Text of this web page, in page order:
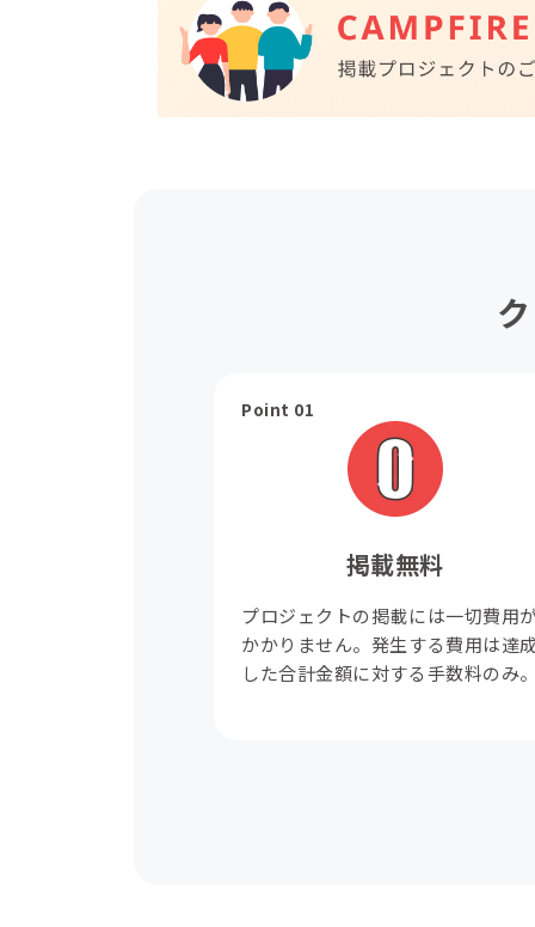
Point 01
掲載無料
プロジェクトの掲載には一切費用
かかりません。発生する費用は達
した合計金額に対する手数料のみ